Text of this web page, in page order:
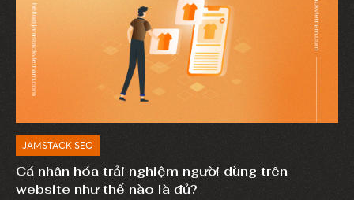
JAMSTACK SEO
Cá nhân hóa trải nghiệm người dùng trên
website như thế nào là đủ?